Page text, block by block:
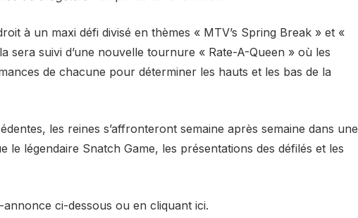
à un maxi défi divisé en thèmes « MTV’s Spring Break » et «
sera suivi d’une nouvelle tournure « Rate-A-Queen » où les
de chacune pour déterminer les hauts et les bas de la
les reines s’affronteront semaine après semaine dans une
le légendaire Snatch Game, les présentations des défilés et les
ci-dessous ou en cliquant ici.